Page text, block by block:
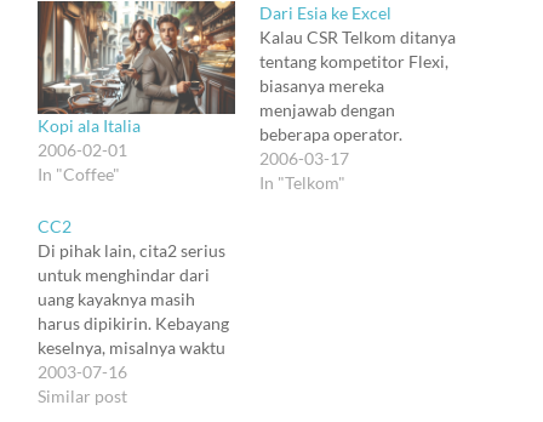
Kopi ala Italia
2006-02-01
In "Coffee"
Dari Esia ke Excel
Kalau CSR Telkom ditanya
tentang kompetitor Flexi,
biasanya mereka
menjawab dengan
beberapa operator.
Biasanya, kalau di
Bandung, dimulai dengan
2006-03-17
In "Telkom"
CC2
Di pihak lain, cita2 serius
untuk menghindar dari
uang kayaknya masih
harus dipikirin. Kebayang
keselnya, misalnya waktu
aku beli notebook tahun
1990-an, dan harus bawa
2003-07-16
Similar post